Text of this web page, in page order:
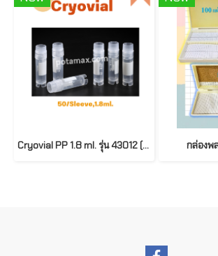
Cryovial PP 1.8 ml. รุ่น 43012 (50pcs./pack) กล่องพ